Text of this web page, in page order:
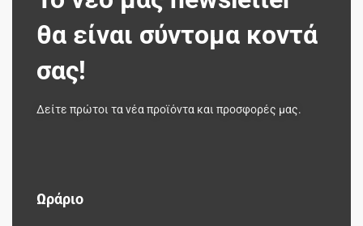
θα είναι σύντομα κοντά
σας!
Δείτε πρώτοι τα νέα προϊόντα και προσφορές μας.
Ωράριο